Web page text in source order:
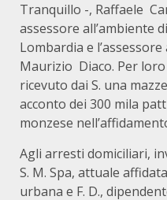
Tranquillo -, Raffaele
assessore all’ambiente
Lombardia e
Maurizio Diaco. Per loro
ricevuto dai S. una
acconto dei 300 mila
monzese
Agli arresti domiciliari,
S. M. Spa, attuale
urbana e F. D.,